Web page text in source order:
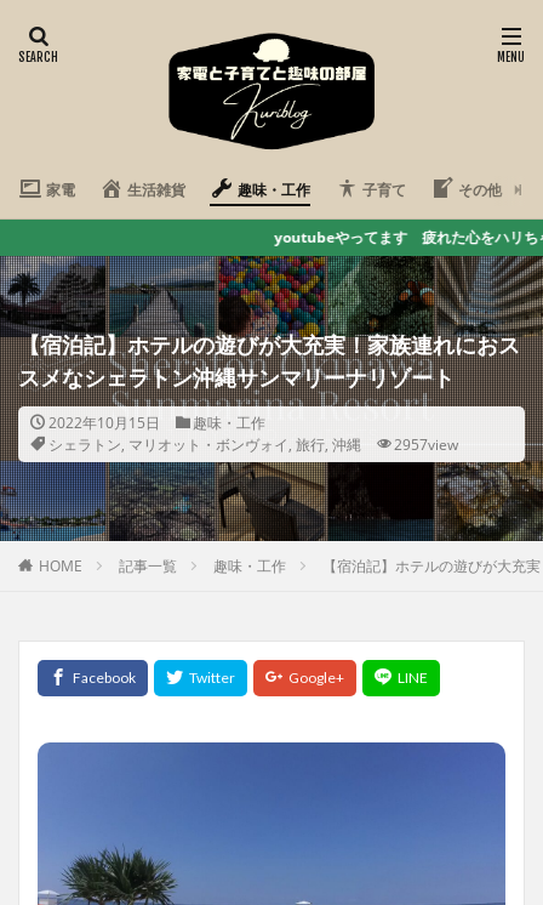
家電 生活雑貨 趣味・工作 子育て その他
youtubeやってます 疲れた心をハリちゃん動画で癒そう ここをクリ
【宿泊記】ホテルの遊びが大充実！家族連れにおス
スメなシェラトン沖縄サンマリーナリゾート
2022年10月15日
趣味・工作
シェラトン, マリオット・ボンヴォイ, 旅行, 沖縄 2957view
HOME 記事一覧 趣味・工作 【宿泊記】ホテルの遊びが大充